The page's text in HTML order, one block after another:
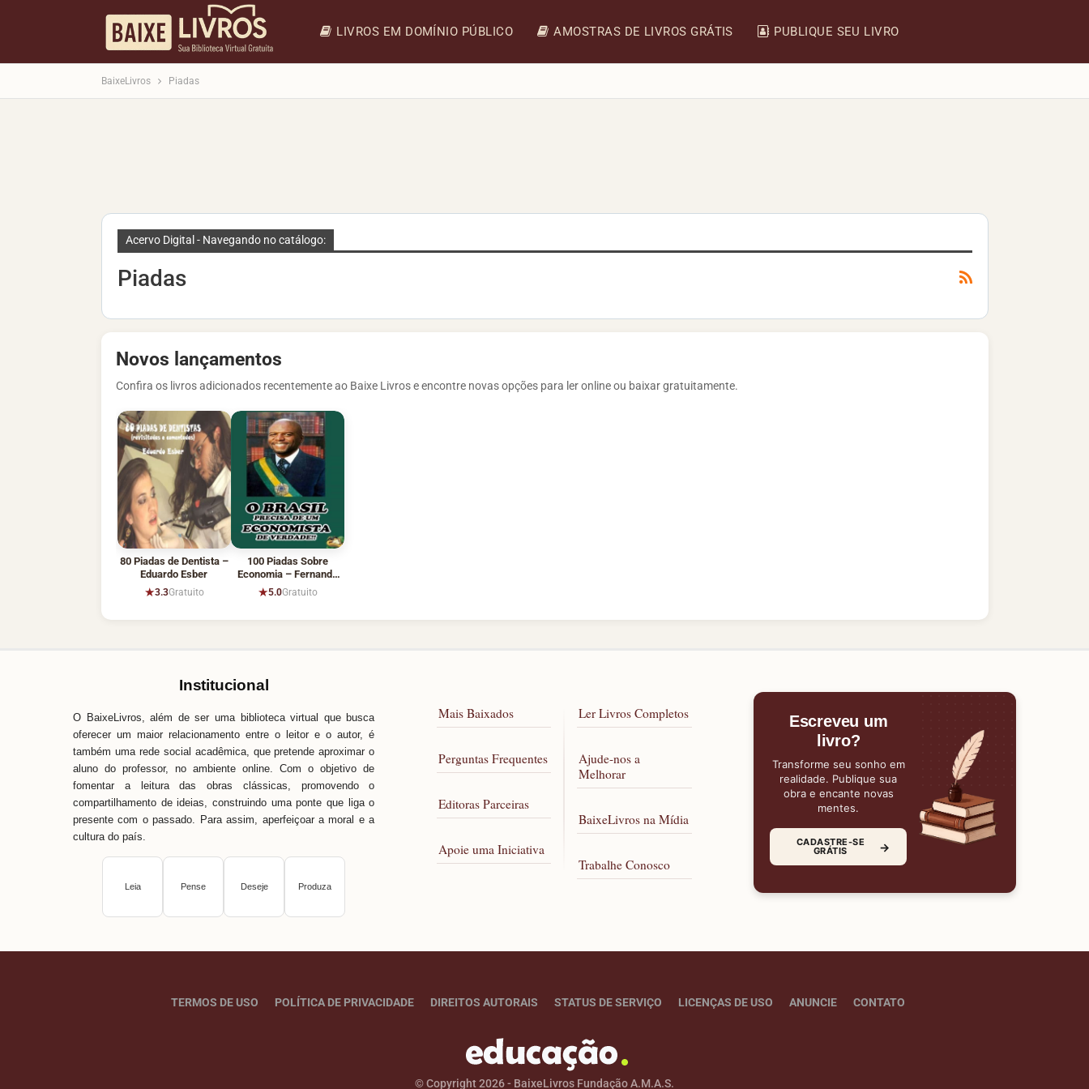
LIVROS EM DOMÍNIO PÚBLICO AMOSTRAS DE LIVROS GRÁTIS PUBLIQUE SEU LIVRO
BaixeLivros Piadas
Acervo Digital - Navegando no catálogo:
Piadas
Novos lançamentos
Confira os livros adicionados recentemente ao Baixe Livros e encontre novas opções para ler online ou baixar gratuitamente.
80 Piadas de Dentista –
Eduardo Esber
★3.3Gratuito
100 Piadas Sobre
Economia – Fernando
Nogueira
★5.0Gratuito
Institucional
O BaixeLivros, além de ser uma biblioteca virtual que busca
oferecer um maior relacionamento entre o leitor e o autor, é
também uma rede social acadêmica, que pretende aproximar o
aluno do professor, no ambiente online. Com o objetivo de
fomentar a leitura das obras clássicas, promovendo o
compartilhamento de ideias, construindo uma ponte que liga o
presente com o passado. Para assim, aperfeiçoar a moral e a
cultura do país.
Leia Pense Deseje Produza
Mais Baixados
Perguntas Frequentes
Editoras Parceiras
Apoie uma Iniciativa
Ler Livros Completos
Ajude-nos a
Melhorar
BaixeLivros na Mídia
Trabalhe Conosco
Escreveu um
livro?
Transforme seu sonho em
realidade. Publique sua
obra e encante novas
mentes.
CADASTRE-SE
GRÁTIS →
TERMOS DE USO POLÍTICA DE PRIVACIDADE DIREITOS AUTORAIS STATUS DE SERVIÇO LICENÇAS DE USO ANUNCIE CONTATO
© Copyright 2026 - BaixeLivros Fundação A.M.A.S.